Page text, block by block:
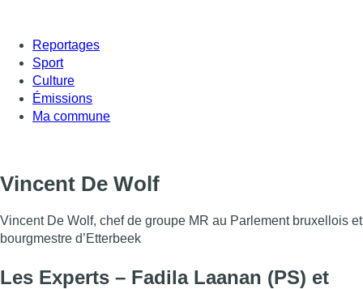
Reportages
Sport
Culture
Émissions
Ma commune
Vincent De Wolf
Vincent De Wolf, chef de groupe MR au Parlement bruxellois et
bourgmestre d’Etterbeek
Les Experts – Fadila Laanan (PS) et